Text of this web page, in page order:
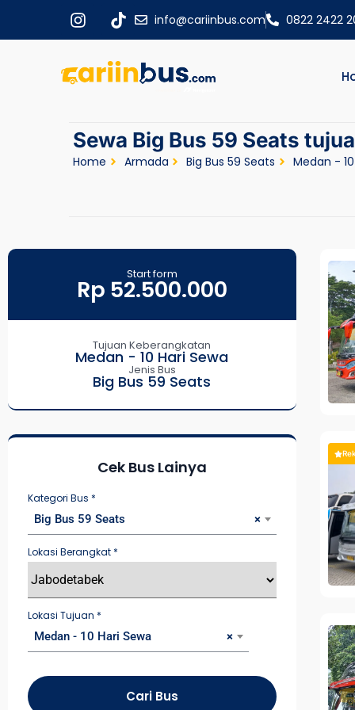
info@cariinbus.com 0822 2422
Sewa Big Bus 59 Seats
Home Armada Big Bus 59 Seats Medan -
Start form
Rp 52.500.000
Tujuan Keberangkatan
Medan - 10 Hari Sewa
Jenis Bus
Big Bus 59 Seats
Cek Bus Lainya
Kategori Bus *
×
Big Bus 59 Seats
Lokasi Berangkat *
Lokasi Tujuan *
×
Medan - 10 Hari Sewa
Cari Bus